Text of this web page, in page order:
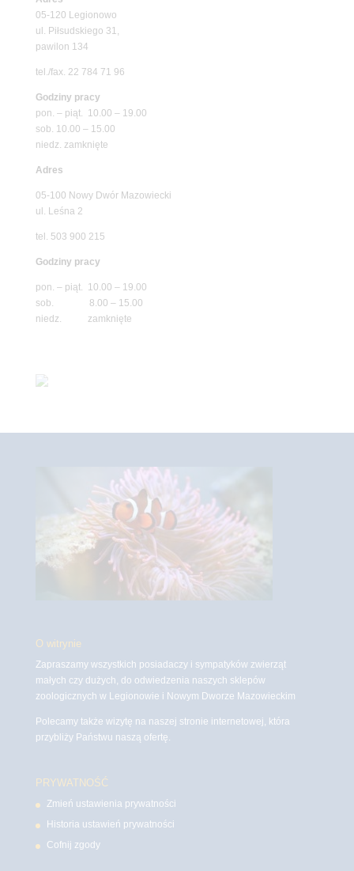
05-120 Legionowo
ul. Piłsudskiego 31,
pawilon 134
tel./fax. 22 784 71 96
Godziny pracy
pon. – piąt. 10.00 – 19.00
sob. 10.00 – 15.00
niedz. zamknięte
Adres
05-100 Nowy Dwór Mazowiecki
ul. Leśna 2
tel. 503 900 215
Godziny pracy
pon. – piąt. 10.00 – 19.00
sob. 8.00 – 15.00
niedz. zamknięte
O witrynie
Zapraszamy wszystkich posiadaczy i sympatyków zwierząt
małych czy dużych, do odwiedzenia naszych sklepów
zoologicznych w Legionowie i Nowym Dworze Mazowieckim
Polecamy także wizytę na naszej stronie internetowej, która
przybliży Państwu naszą ofertę.
PRYWATNOŚĆ
Zmień ustawienia prywatności
Historia ustawień prywatności
Cofnij zgody